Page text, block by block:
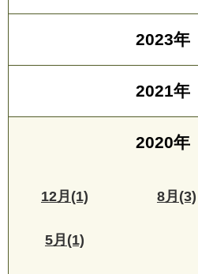
2023年
2021年
2020年
12月(1) 8月(3)
5月(1)